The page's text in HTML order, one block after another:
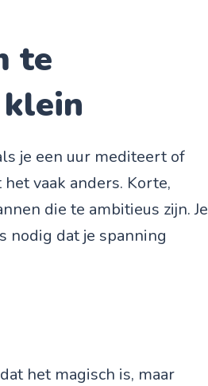
te
je een uur mediteert of
vaak anders. Korte,
die te ambitieus zijn. Je
nodig dat je spanning
het magisch is, maar